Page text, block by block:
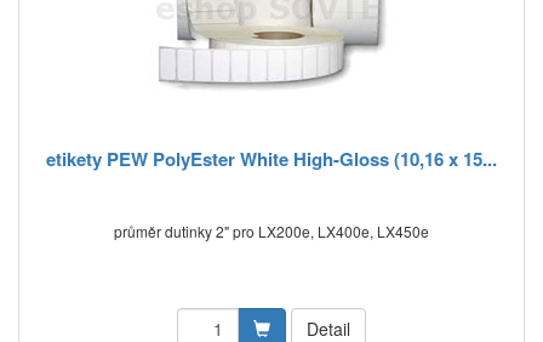
etikety PEW PolyEster White High-Gloss (10,16 x 15...
průměr dutinky 2" pro LX200e, LX400e, LX450e
Detail